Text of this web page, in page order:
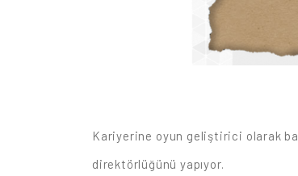
Kariyerine oyun geliştirici olarak
direktörlüğünü yapıyor.